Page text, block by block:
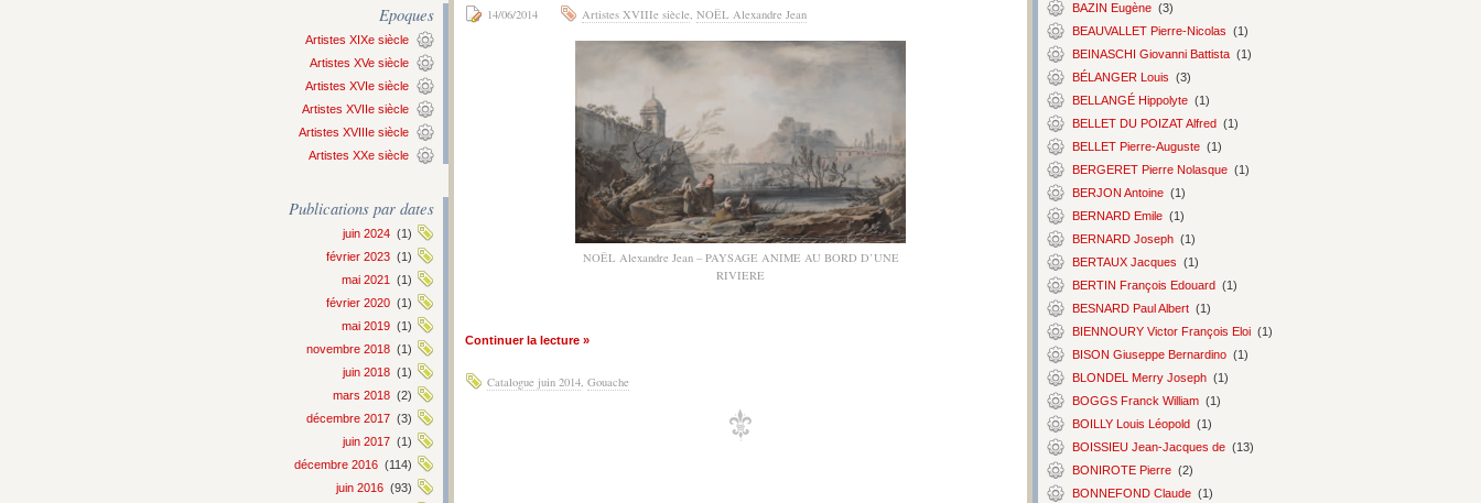
Epoques
Artistes XIXe siècle
Artistes XVe siècle
Artistes XVIe siècle
Artistes XVIIe siècle
Artistes XVIIIe siècle
Artistes XXe siècle
Publications par dates
juin 2024 (1)
février 2023 (1)
mai 2021
(1)
février 2020 (1)
mai 2019 (1)
novembre 2018 (1)
juin 2018 (1)
mars 2018 (2)
décembre 2017 (3)
juin 2017 (1)
décembre 2016 (114)
juin 2016 (93)
14/06/2014 Artistes XVIIIe siècle, NOËL Alexandre Jean
NOËL Alexandre Jean – PAYSAGE ANIME AU BORD D’UNE
RIVIERE
Continuer la lecture »
Catalogue juin 2014, Gouache
BAZIN Eugène (3)
BEAUVALLET Pierre-Nicolas (1)
BEINASCHI Giovanni Battista (1)
BÉLANGER Louis (3)
BELLANGÉ Hippolyte (1)
BELLET DU POIZAT Alfred (1)
BELLET Pierre-Auguste (1)
BERGERET Pierre Nolasque (1)
BERJON Antoine (1)
BERNARD Emile (1)
BERNARD Joseph (1)
BERTAUX Jacques (1)
BERTIN François Edouard (1)
BESNARD Paul Albert (1)
BIENNOURY Victor François Eloi (1)
BISON Giuseppe Bernardino (1)
BLONDEL Merry Joseph (1)
BOGGS Franck William (1)
BOILLY Louis Léopold (1)
BOISSIEU Jean-Jacques de (13)
BONIROTE Pierre (2)
BONNEFOND Claude (1)